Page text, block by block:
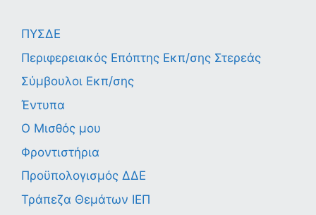
ΠΥΣΔΕ
Περιφερειακός Επόπτης Εκπ/σης Στερεάς
Σύμβουλοι Εκπ/σης
Έντυπα
Ο Μισθός μου
Φροντιστήρια
Προϋπολογισμός ΔΔΕ
Τράπεζα Θεμάτων ΙΕΠ